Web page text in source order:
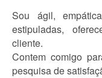
Sou ágil,
estipuladas,
cliente.
Contem comigo
pesquisa de